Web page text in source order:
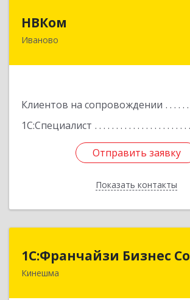
НВКом
Иваново
Клиентов на сопровождении
1С:Специалист
Отправить заявку
Показать контакты
153000, Ивановская обл, Иваново
Отправить заявку
Назад
1С:Франчайзи Бизнес
Кинешма
1С:Франчайзи
155800, Ивановская обл, Кинешма